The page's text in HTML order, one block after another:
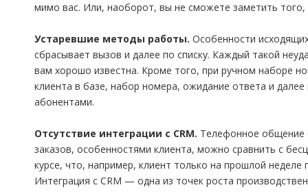
мимо вас. Или, наоборот, вы не сможете заметить
Устаревшие методы работы. Особенности
сбрасывает вызов и далее по списку. Каждый такой
вам хорошо известна. Кроме того, при ручном наборе
клиента в базе, набор номера, ожидание ответа и
абонентами.
Отсутствие интеграции с CRM. Телефонное общение
заказов, особенностями клиента, можно сравнить с
курсе, что, например, клиент только на прошлой
Интеграция с CRM — одна из точек роста